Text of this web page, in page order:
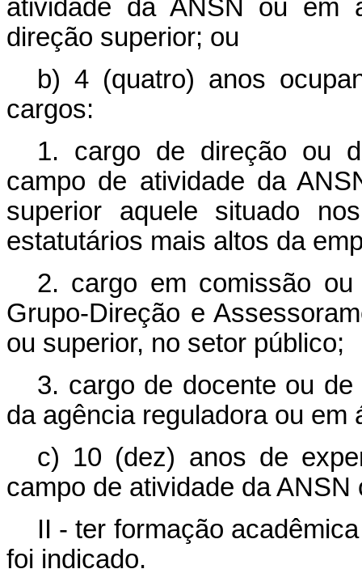
atividade da ANSN ou em
direção superior; ou
b) 4 (quatro) anos
cargos:
1. cargo de direção ou
campo de atividade da
superior aquele situado
estatutários mais altos da
2. cargo em comissão
Grupo-Direção e
ou superior, no setor público;
3. cargo de docente ou
da agência reguladora ou em
c) 10 (dez) anos de
campo de atividade da
II - ter formação
foi indicado.